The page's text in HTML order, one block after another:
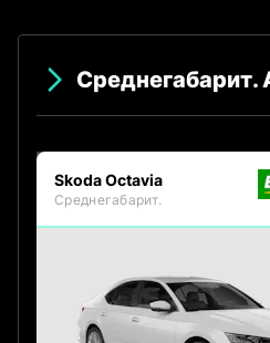
Skoda Octavia
Среднегабарит.